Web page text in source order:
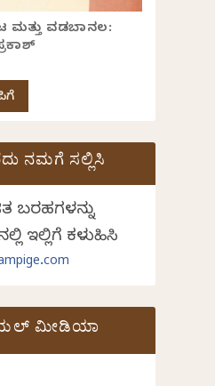
ಆಟ ಮತ್ತು ವಡಬಾನಲ:
ನಮಗೆ ಸಲ್ಲಿಸಿ
ಬರಹಗಳನ್ನು
ಇಲ್ಲಿಗೆ ಕಳುಹಿಸಿ
ಮೀಡಿಯಾ